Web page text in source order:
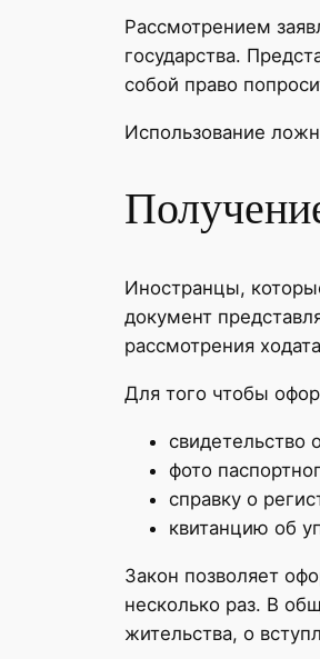
Рассмотрением
государства.
собой право
Использование
Иностранцы,
документ
рассмотрения
Для того чтобы
свидетельство
фото
справку о
квитанцию об
Закон позволяет
несколько раз. В
жительства, о